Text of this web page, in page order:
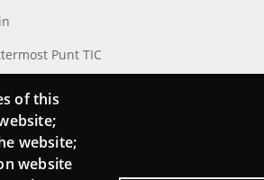
Punt TIC
of this
website;
website